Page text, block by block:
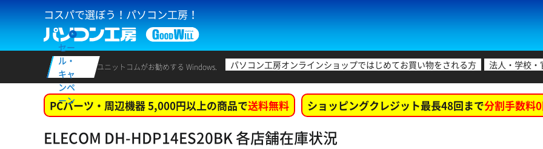
コスパで選ぼう！パソコン工房！
セー
ル・
キャ
ンペ
ーン
ユニットコムがお勧めする Windows. パソコン工房オンラインショップではじめてお買い物をされる方 法人・学校
PCパーツ・周辺機器 5,000円以上の商品で送料無料 ショッピングクレジット最長48回まで分割手数料
ELECOM DH-HDP14ES20BK 各店舗在庫状況